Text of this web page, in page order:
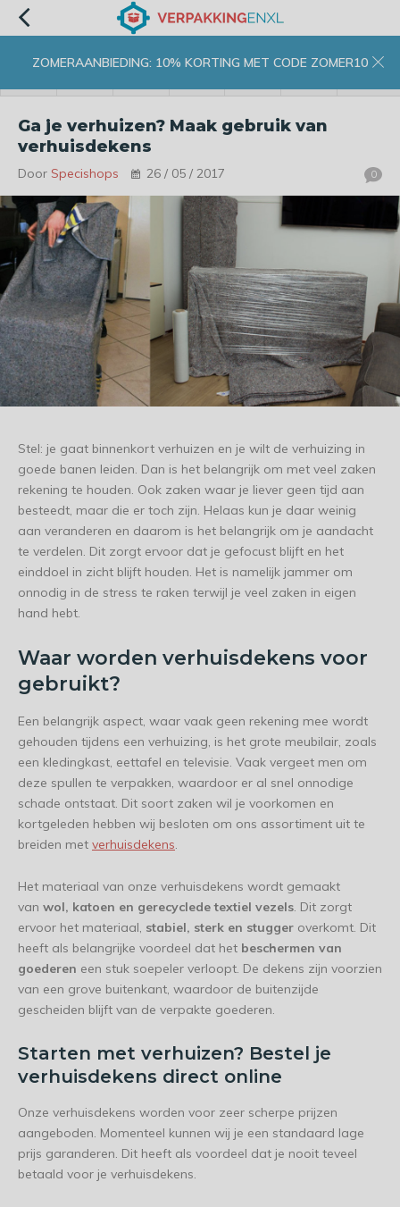
ZOMERAANBIEDING: 10% KORTING MET CODE ZOMER10
Ga je verhuizen? Maak gebruik van
verhuisdekens
Door Specishops 26 / 05 / 2017 0
Stel: je gaat binnenkort verhuizen en je wilt de verhuizing in
goede banen leiden. Dan is het belangrijk om met veel zaken
rekening te houden. Ook zaken waar je liever geen tijd aan
besteedt, maar die er toch zijn. Helaas kun je daar weinig
aan veranderen en daarom is het belangrijk om je aandacht
te verdelen. Dit zorgt ervoor dat je gefocust blijft en het
einddoel in zicht blijft houden. Het is namelijk jammer om
onnodig in de stress te raken terwijl je veel zaken in eigen
hand hebt.
Waar worden verhuisdekens voor
gebruikt?
Een belangrijk aspect, waar vaak geen rekening mee wordt
gehouden tijdens een verhuizing, is het grote meubilair, zoals
een kledingkast, eettafel en televisie. Vaak vergeet men om
deze spullen te verpakken, waardoor er al snel onnodige
schade ontstaat. Dit soort zaken wil je voorkomen en
kortgeleden hebben wij besloten om ons assortiment uit te
breiden met verhuisdekens.
Het materiaal van onze verhuisdekens wordt gemaakt
van wol, katoen en gerecyclede textiel vezels. Dit zorgt
ervoor het materiaal, stabiel, sterk en stugger overkomt. Dit
heeft als belangrijke voordeel dat het beschermen van
goederen een stuk soepeler verloopt. De dekens zijn voorzien
van een grove buitenkant, waardoor de buitenzijde
gescheiden blijft van de verpakte goederen.
Starten met verhuizen? Bestel je
verhuisdekens direct online
Onze verhuisdekens worden voor zeer scherpe prijzen
aangeboden. Momenteel kunnen wij je een standaard lage
prijs garanderen. Dit heeft als voordeel dat je nooit teveel
betaald voor je verhuisdekens.